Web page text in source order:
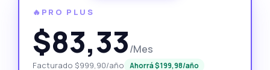
🔥PRO PLUS
$83,33/Mes
Facturado $999,90/año Ahorrá $199,98/año